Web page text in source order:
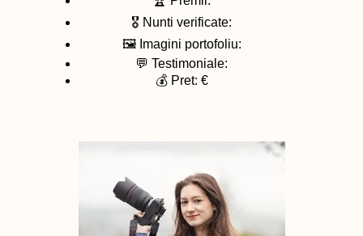
🎖️ Nunti verificate:
🖼️ Imagini portofoliu:
💬 Testimoniale:
💰 Pret: €